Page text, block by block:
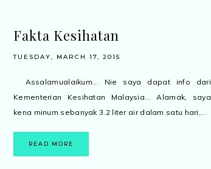
Fakta Kesihatan
TUESDAY, MARCH 17, 2015
Assalamualaikum... Nie saya dapat info dari
Kementerian Kesihatan Malaysia... Alamak, saya
kena minum sebanyak 3.2 liter air dalam satu hari,...
READ MORE